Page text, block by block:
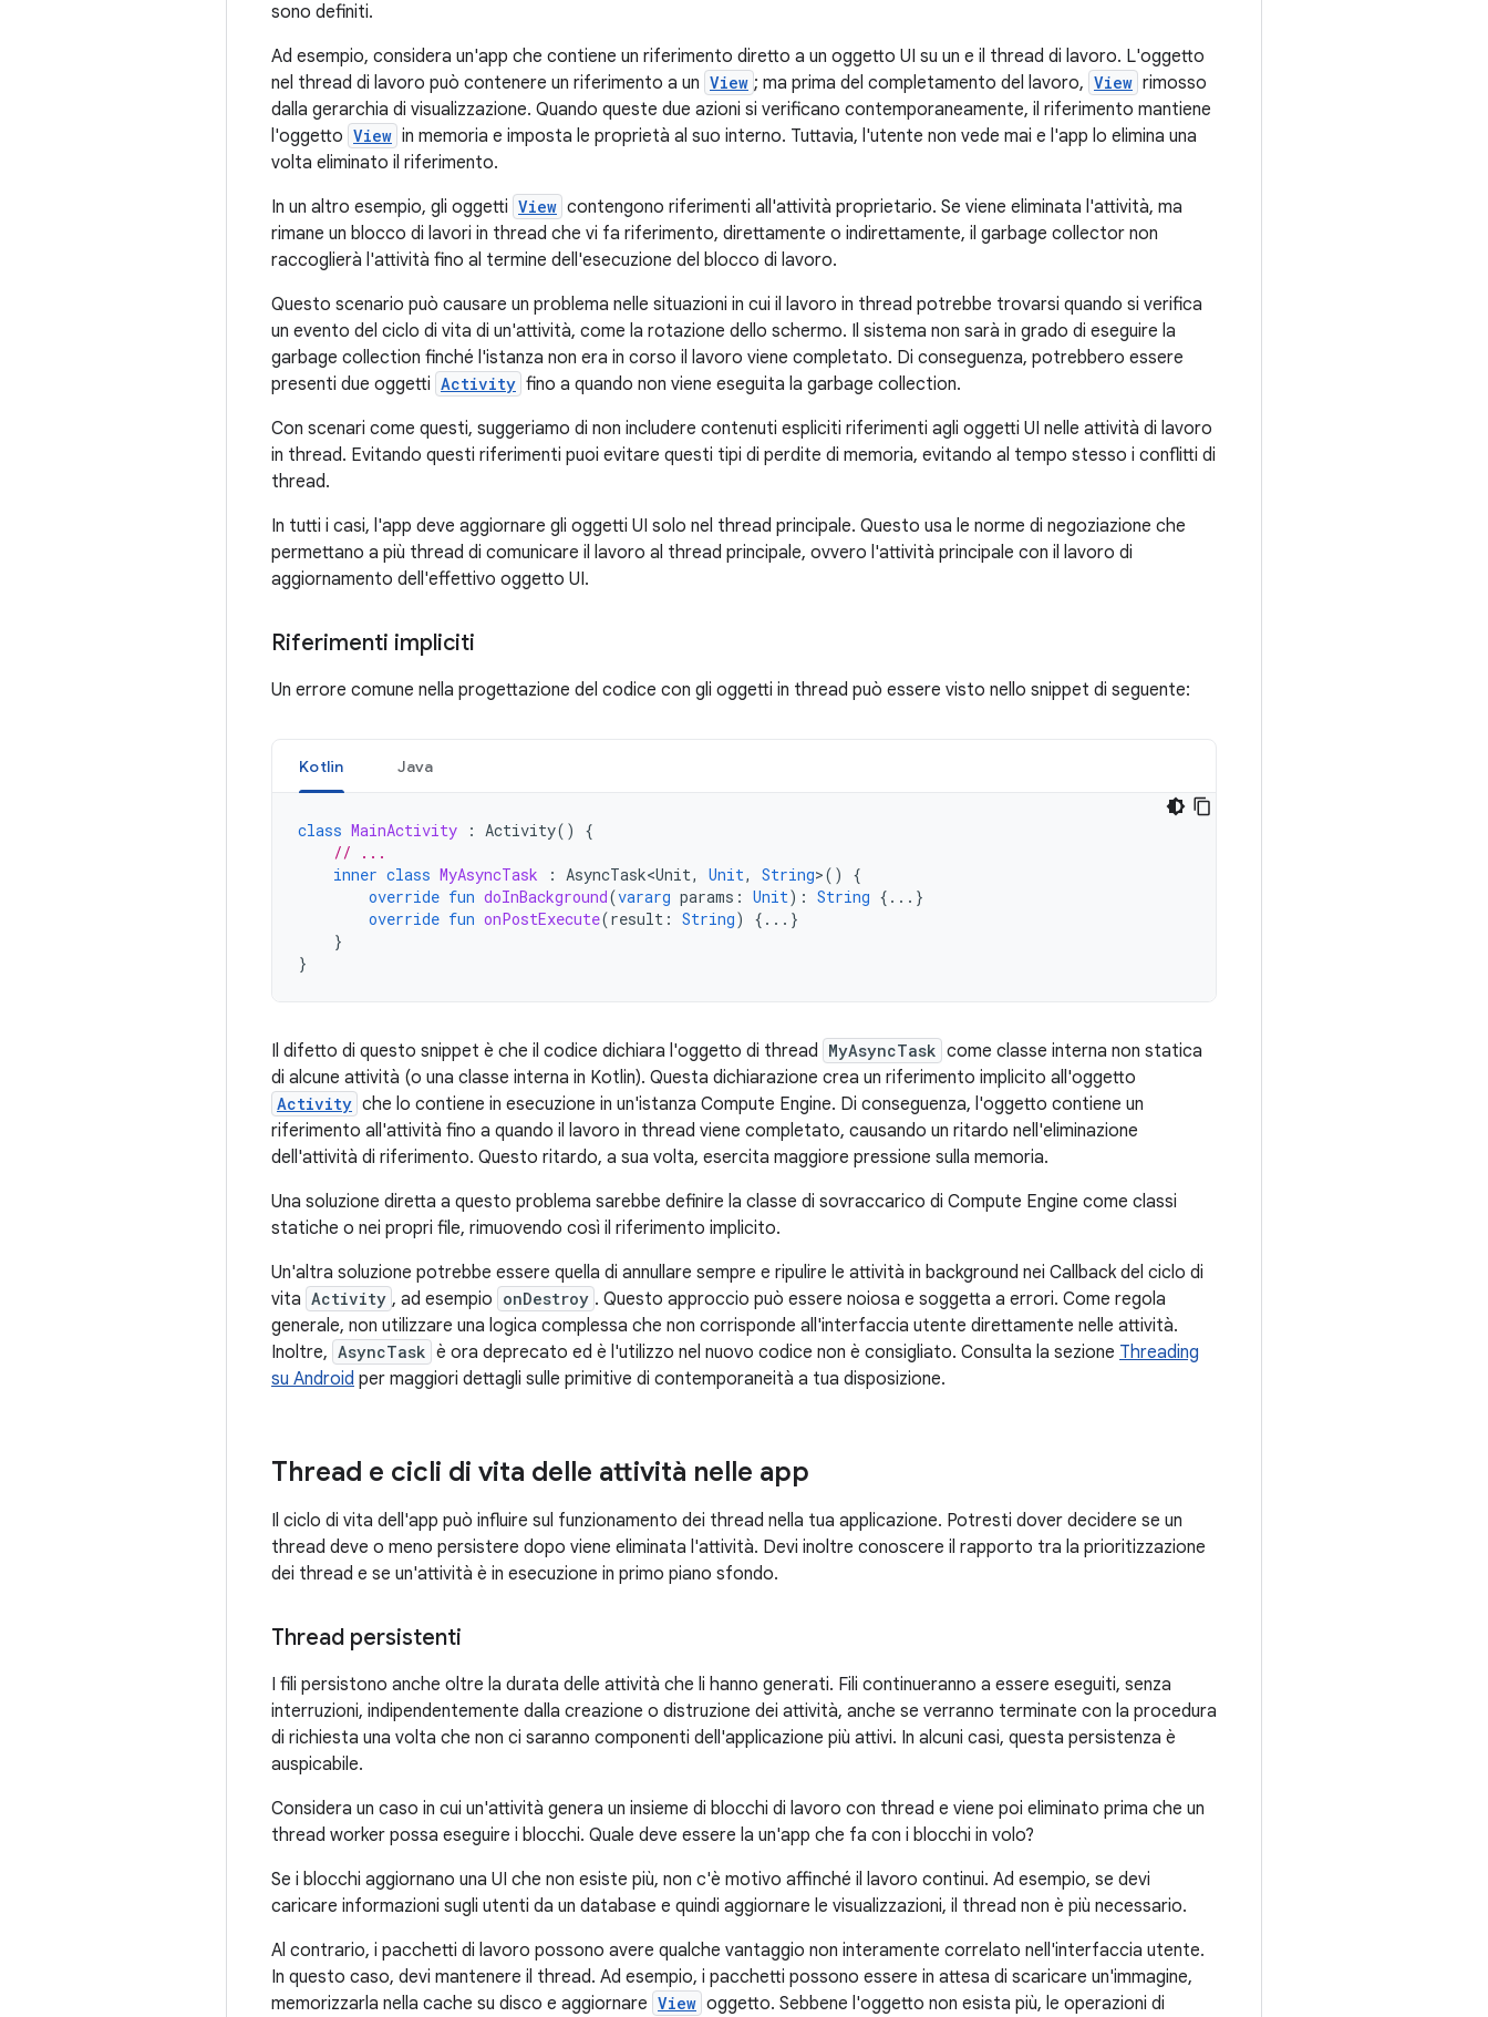
sono definiti.
Ad esempio, considera un'app che contiene un riferimento diretto a un oggetto UI su un e il thread di lavoro. L'oggetto
nel thread di lavoro può contenere un riferimento a un View ; ma prima del completamento del lavoro, View rimosso
dalla gerarchia di visualizzazione. Quando queste due azioni si verificano contemporaneamente, il riferimento mantiene
l'oggetto View in memoria e imposta le proprietà al suo interno. Tuttavia, l'utente non vede mai e l'app lo elimina una
volta eliminato il riferimento.
In un altro esempio, gli oggetti View contengono riferimenti all'attività proprietario. Se viene eliminata l'attività, ma
rimane un blocco di lavori in thread che vi fa riferimento, direttamente o indirettamente, il garbage collector non
raccoglierà l'attività fino al termine dell'esecuzione del blocco di lavoro.
Questo scenario può causare un problema nelle situazioni in cui il lavoro in thread potrebbe trovarsi quando si verifica
un evento del ciclo di vita di un'attività, come la rotazione dello schermo. Il sistema non sarà in grado di eseguire la
garbage collection finché l'istanza non era in corso il lavoro viene completato. Di conseguenza, potrebbero essere
presenti due oggetti Activity fino a quando non viene eseguita la garbage collection.
Con scenari come questi, suggeriamo di non includere contenuti espliciti riferimenti agli oggetti UI nelle attività di lavoro
in thread. Evitando questi riferimenti puoi evitare questi tipi di perdite di memoria, evitando al tempo stesso i conflitti di
thread.
In tutti i casi, l'app deve aggiornare gli oggetti UI solo nel thread principale. Questo usa le norme di negoziazione che
permettano a più thread di comunicare il lavoro al thread principale, ovvero l'attività principale con il lavoro di
aggiornamento dell'effettivo oggetto UI.
Riferimenti impliciti
Un errore comune nella progettazione del codice con gli oggetti in thread può essere visto nello snippet di seguente:
Kotlin Java
class MainActivity : Activity()
{
// ...
inner class MyAsyncTask : AsyncTask<Unit, Unit, String>()
{
override fun doInBackground(vararg params : Unit): String {...}
override fun onPostExecute(result : String)
{...}
}
}
Il difetto di questo snippet è che il codice dichiara l'oggetto di thread MyAsyncTask come classe interna non statica
di alcune attività (o una classe interna in Kotlin). Questa dichiarazione crea un riferimento implicito all'oggetto
Activity che lo contiene in esecuzione in un'istanza Compute Engine. Di conseguenza, l'oggetto contiene un
riferimento all'attività fino a quando il lavoro in thread viene completato, causando un ritardo nell'eliminazione
dell'attività di riferimento. Questo ritardo, a sua volta, esercita maggiore pressione sulla memoria.
Una soluzione diretta a questo problema sarebbe definire la classe di sovraccarico di Compute Engine come classi
statiche o nei propri file, rimuovendo così il riferimento implicito.
Un'altra soluzione potrebbe essere quella di annullare sempre e ripulire le attività in background nei Callback del ciclo di
vita Activity , ad esempio onDestroy . Questo approccio può essere noiosa e soggetta a errori. Come regola
generale, non utilizzare una logica complessa che non corrisponde all'interfaccia utente direttamente nelle attività.
Inoltre, AsyncTask è ora deprecato ed è l'utilizzo nel nuovo codice non è consigliato. Consulta la sezione Threading
su Android per maggiori dettagli sulle primitive di contemporaneità a tua disposizione.
Thread e cicli di vita delle attività nelle app
Il ciclo di vita dell'app può influire sul funzionamento dei thread nella tua applicazione. Potresti dover decidere se un
thread deve o meno persistere dopo viene eliminata l'attività. Devi inoltre conoscere il rapporto tra la prioritizzazione
dei thread e se un'attività è in esecuzione in primo piano sfondo.
Thread persistenti
I fili persistono anche oltre la durata delle attività che li hanno generati. Fili continueranno a essere eseguiti, senza
interruzioni, indipendentemente dalla creazione o distruzione dei attività, anche se verranno terminate con la procedura
di richiesta una volta che non ci saranno componenti dell'applicazione più attivi. In alcuni casi, questa persistenza è
auspicabile.
Considera un caso in cui un'attività genera un insieme di blocchi di lavoro con thread e viene poi eliminato prima che un
thread worker possa eseguire i blocchi. Quale deve essere la un'app che fa con i blocchi in volo?
Se i blocchi aggiornano una UI che non esiste più, non c'è motivo affinché il lavoro continui. Ad esempio, se devi
caricare informazioni sugli utenti da un database e quindi aggiornare le visualizzazioni, il thread non è più necessario.
Al contrario, i pacchetti di lavoro possono avere qualche vantaggio non interamente correlato nell'interfaccia utente.
In questo caso, devi mantenere il thread. Ad esempio, i pacchetti possono essere in attesa di scaricare un'immagine,
memorizzarla nella cache su disco e aggiornare View oggetto. Sebbene l'oggetto non esista più, le operazioni di